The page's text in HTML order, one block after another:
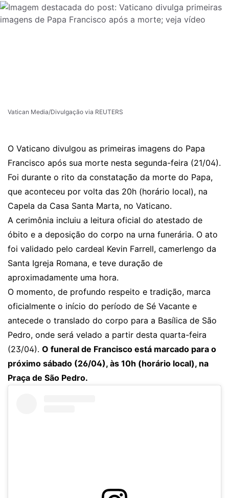
Vatican Media/Divulgação via REUTERS
O Vaticano divulgou as primeiras imagens do Papa
Francisco após sua morte nesta segunda-feira (21/04).
Foi durante o rito da constatação da morte do Papa,
que aconteceu por volta das 20h (horário local), na
Capela da Casa Santa Marta, no Vaticano.
A cerimônia incluiu a leitura oficial do atestado de
óbito e a deposição do corpo na urna funerária. O ato
foi validado pelo cardeal Kevin Farrell, camerlengo da
Santa Igreja Romana, e teve duração de
aproximadamente uma hora.
O momento, de profundo respeito e tradição, marca
oficialmente o início do período de Sé Vacante e
antecede o translado do corpo para a Basílica de São
Pedro, onde será velado a partir desta quarta-feira
(23/04). O funeral de Francisco está marcado para o
próximo sábado (26/04), às 10h (horário local), na
Praça de São Pedro.